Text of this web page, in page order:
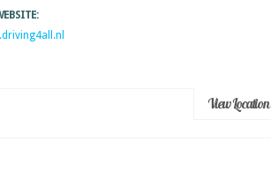
View Location